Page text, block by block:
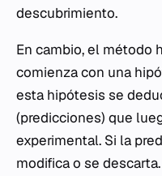
descubrimiento.
En cambio, el método
comienza con una
esta hipótesis se
(predicciones) que
experimental. Si la
modifica o se